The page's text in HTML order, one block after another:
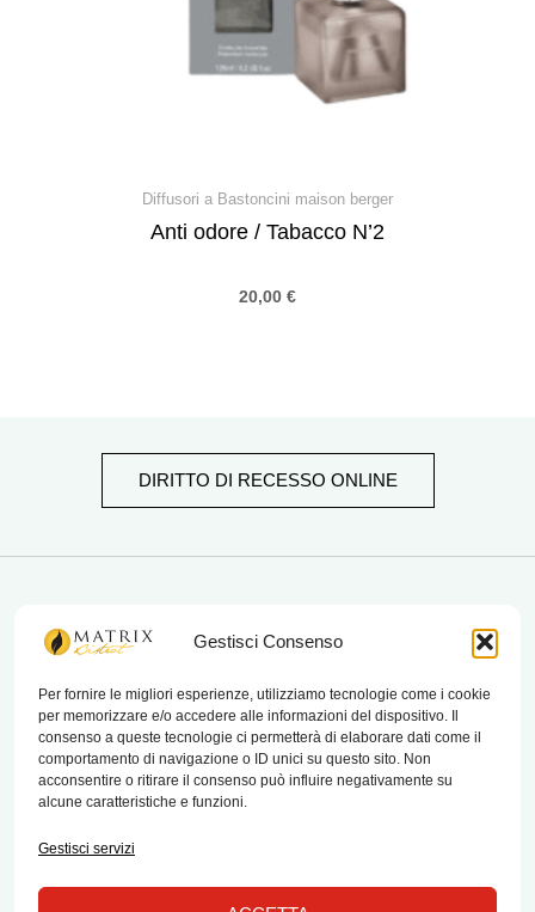
Gestisci Consenso
Per fornire le migliori esperienze, utilizziamo tecnologie come i cookie
per memorizzare e/o accedere alle informazioni del dispositivo. Il
consenso a queste tecnologie ci permetterà di elaborare dati come il
comportamento di navigazione o ID unici su questo sito. Non
acconsentire o ritirare il consenso può influire negativamente su
alcune caratteristiche e funzioni.
Gestisci servizi
Diffusori a Bastoncini maison berger
Anti odore / Tabacco N’2
20,00 €
DIRITTO DI RECESSO ONLINE
matrix bistrot
Chi Siamo
Contatti
Termini e condizioni di vendita e reso